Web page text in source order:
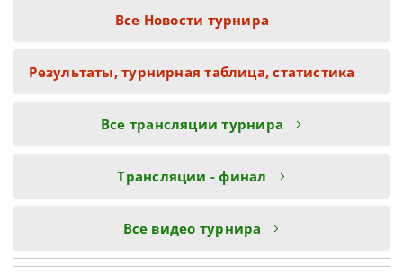
Все Новости турнира
Результаты, турнирная таблица, статистика
Все трансляции турнира
Трансляции - финал
Все видео турнира